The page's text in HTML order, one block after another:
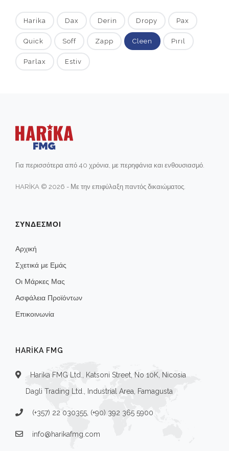
Harika Dax Derin Dropy Pax
Quick Soff Zapp Cleen Pırıl
Parlax Estiv
Για περισσότερα από 40 χρόνια, με περηφάνια και ενθουσιασμό.
HARİKA © 2026 - Με την επιφύλαξη παντός δικαιώματος.
ΣΥΝΔΕΣΜΟΙ
Αρχική
Σχετικά με Εμάς
Οι Μάρκες Μας
Ασφάλεια Προϊόντων
Επικοινωνία
HARIKA FMG
Harika FMG Ltd., Katsoni Street, No 10K, Nicosia
Dagli Trading Ltd., Industrial Area, Famagusta
(+357) 22 030355, (+90) 392 365 5900
info@harikafmg.com